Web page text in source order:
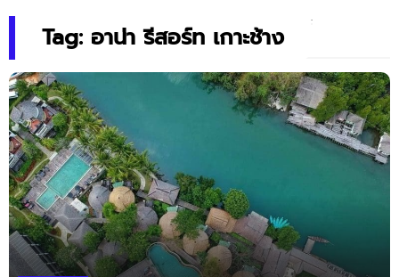
Tag: อาน่า รีสอร์ท เกาะช้าง